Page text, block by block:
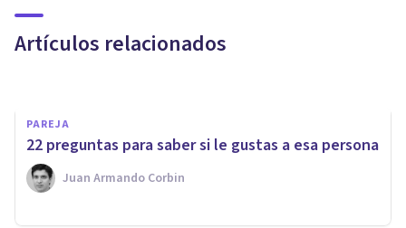
Artículos relacionados
ciencia)
PAREJA
22 preguntas para saber si le gustas a esa persona
Juan Armando Corbin